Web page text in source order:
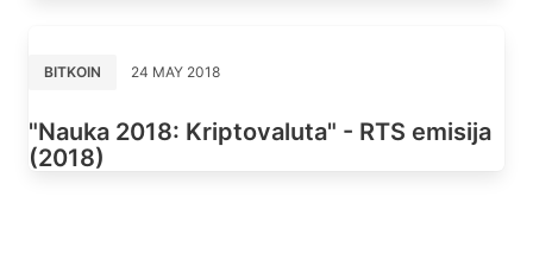
BITKOIN 24 MAY 2018
"Nauka 2018: Kriptovaluta" - RTS emisija
(2018)